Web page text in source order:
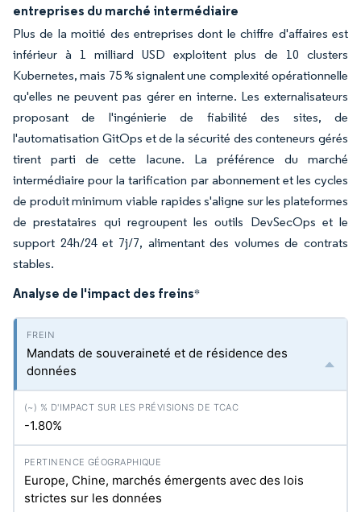
entreprises du marché intermédiaire
Plus de la moitié des entreprises dont le chiffre d'affaires est
inférieur à 1 milliard USD exploitent plus de 10 clusters
Kubernetes, mais 75 % signalent une complexité opérationnelle
qu'elles ne peuvent pas gérer en interne. Les externalisateurs
proposant de l'ingénierie de fiabilité des sites, de
l'automatisation GitOps et de la sécurité des conteneurs gérés
tirent parti de cette lacune. La préférence du marché
intermédiaire pour la tarification par abonnement et les cycles
de produit minimum viable rapides s'aligne sur les plateformes
de prestataires qui regroupent les outils DevSecOps et le
support 24h/24 et 7j/7, alimentant des volumes de contrats
stables.
Analyse de l'impact des freins*
Mandats de souveraineté et de résidence des
données
-1.80%
Europe, Chine, marchés émergents avec des lois
strictes sur les données